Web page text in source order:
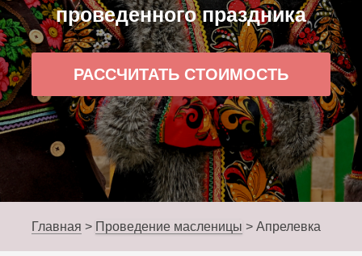
проведенного праздника
РАССЧИТАТЬ СТОИМОСТЬ
Главная > Проведение масленицы > Апрелевка